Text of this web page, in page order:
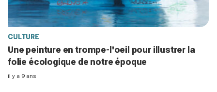
CULTURE
Une peinture en trompe-l'oeil pour illustrer la
folie écologique de notre époque
il y a 9 ans